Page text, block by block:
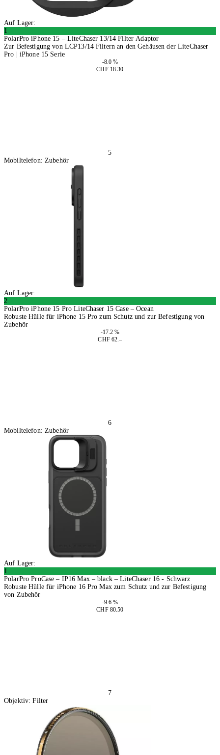
Auf Lager:
1
PolarPro iPhone 15 – LiteChaser 13/14 Filter Adaptor
Zur Befestigung von LCP13/14 Filtern an den Gehäusen der LiteChaser
Pro | iPhone 15 Serie
-8.0 %
CHF 18.30
5
Mobiltelefon: Zubehör
Auf Lager:
2
PolarPro iPhone 15 Pro LiteChaser 15 Case – Ocean
Robuste Hülle für iPhone 15 Pro zum Schutz und zur Befestigung von
Zubehör
-17.2 %
CHF 62.–
6
Mobiltelefon: Zubehör
Auf Lager:
1
PolarPro ProCase – IP16 Max – black – LiteChaser 16 - Schwarz
Robuste Hülle für iPhone 16 Pro Max zum Schutz und zur Befestigung
von Zubehör
-9.6 %
CHF 80.50
7
Objektiv: Filter